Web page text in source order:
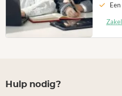
Hulp nodig?